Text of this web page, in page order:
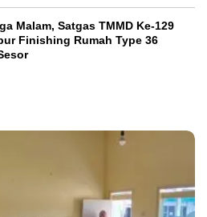
Malam, Satgas TMMD Ke-129
Finishing Rumah Type 36